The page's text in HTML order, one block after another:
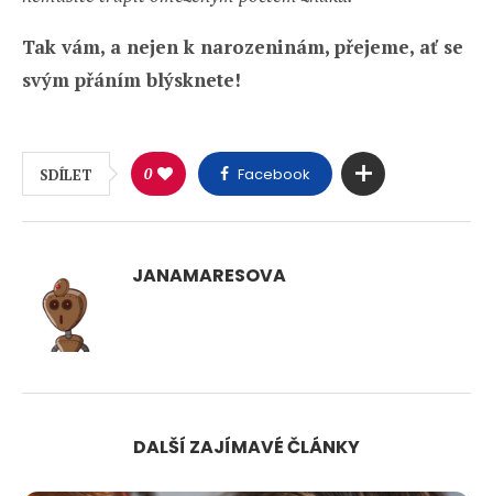
Tak vám, a nejen k narozeninám, přejeme, ať se
svým přáním blýsknete!
SDÍLET 0 Facebook
JANAMARESOVA
DALŠÍ ZAJÍMAVÉ ČLÁNKY